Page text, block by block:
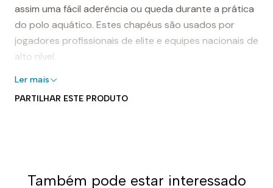
assim uma fácil aderência ou queda durante a prática
do polo aquático. Estes chapéus são usados por
jogadores profissionais de elite e equipes nacionais de
alto nível.
Touca de polo aquático turbo
uso.
Ler mais
PARTILHAR ESTE PRODUTO
Também pode estar interessado